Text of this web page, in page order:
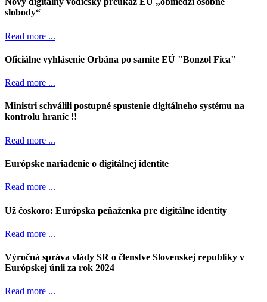
slobody“
Read more ...
Oficiálne vyhlásenie Orbána po samite EÚ "Bonzol Fica"
Read more ...
Ministri schválili postupné spustenie digitálneho systému na
kontrolu hraníc !!
Read more ...
Európske nariadenie o digitálnej identite
Read more ...
Už čoskoro: Európska peňaženka pre digitálne identity
Read more ...
Výročná správa vlády SR o členstve Slovenskej republiky v
Európskej únii za rok 2024
Read more ...